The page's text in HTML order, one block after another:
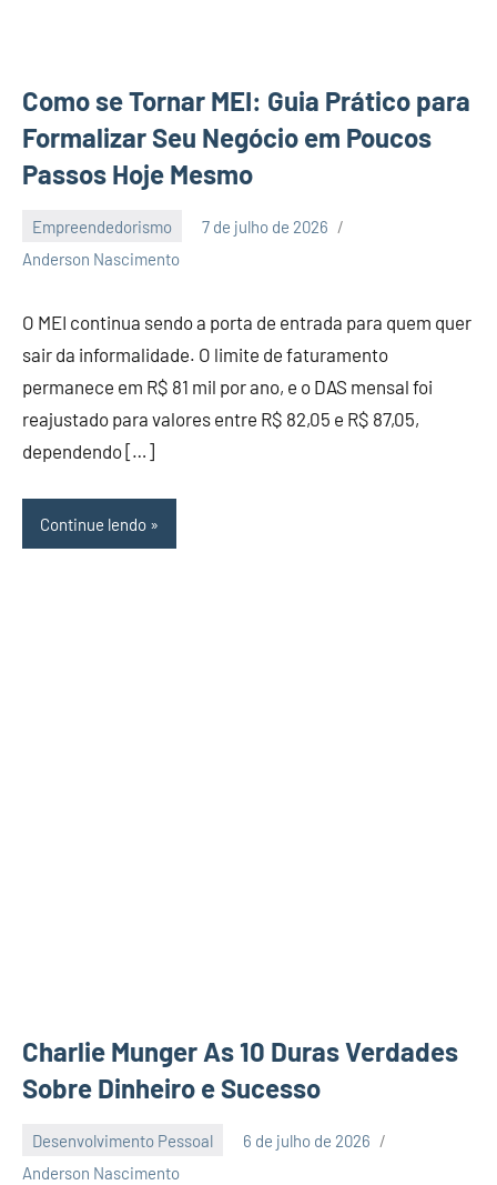
Como se Tornar MEI: Guia Prático para
Formalizar Seu Negócio em Poucos
Passos Hoje Mesmo
Empreendedorismo
7 de julho de 2026
Anderson Nascimento
6
O MEI continua sendo a porta de entrada para quem quer
sair da informalidade. O limite de faturamento
permanece em R$ 81 mil por ano, e o DAS mensal foi
reajustado para valores entre R$ 82,05 e R$ 87,05,
dependendo […]
Continue lendo
Charlie Munger As 10 Duras Verdades
Sobre Dinheiro e Sucesso
Desenvolvimento Pessoal
6 de julho de 2026
Anderson Nascimento
Nenhum